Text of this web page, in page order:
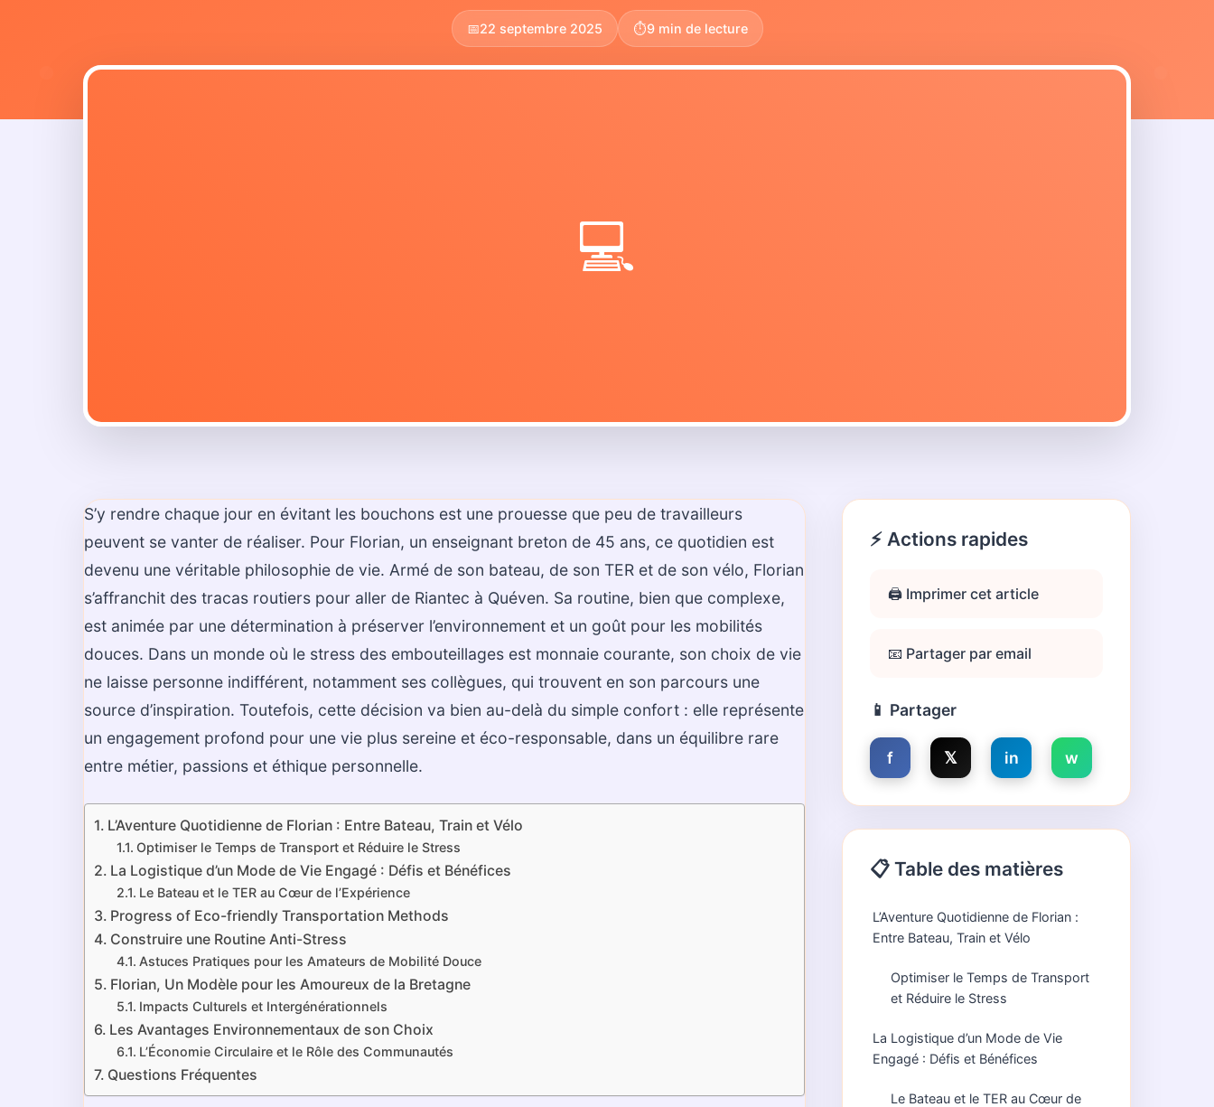
📅22 septembre 2025 ⏱️9 min de lecture
💻
S’y rendre chaque jour en évitant les bouchons est une prouesse que peu de travailleurs
peuvent se vanter de réaliser. Pour Florian, un enseignant breton de 45 ans, ce quotidien est
devenu une véritable philosophie de vie. Armé de son bateau, de son TER et de son vélo, Florian
s’affranchit des tracas routiers pour aller de Riantec à Quéven. Sa routine, bien que complexe,
est animée par une détermination à préserver l’environnement et un goût pour les mobilités
douces. Dans un monde où le stress des embouteillages est monnaie courante, son choix de vie
ne laisse personne indifférent, notamment ses collègues, qui trouvent en son parcours une
source d’inspiration. Toutefois, cette décision va bien au-delà du simple confort : elle représente
un engagement profond pour une vie plus sereine et éco-responsable, dans un équilibre rare
entre métier, passions et éthique personnelle.
L’Aventure Quotidienne de Florian : Entre Bateau, Train et Vélo
Optimiser le Temps de Transport et Réduire le Stress
La Logistique d’un Mode de Vie Engagé : Défis et Bénéfices
Le Bateau et le TER au Cœur de l’Expérience
Progress of Eco-friendly Transportation Methods
Construire une Routine Anti-Stress
Astuces Pratiques pour les Amateurs de Mobilité Douce
Florian, Un Modèle pour les Amoureux de la Bretagne
Impacts Culturels et Intergénérationnels
Les Avantages Environnementaux de son Choix
L’Économie Circulaire et le Rôle des Communautés
Questions Fréquentes
⚡ Actions rapides
🖨️ Imprimer cet article
📧 Partager par email
📱 Partager
f 𝕏 in w
📋 Table des matières
L’Aventure Quotidienne de Florian :
Entre Bateau, Train et Vélo
Optimiser le Temps de Transport
et Réduire le Stress
La Logistique d’un Mode de Vie
Engagé : Défis et Bénéfices
Le Bateau et le TER au Cœur de